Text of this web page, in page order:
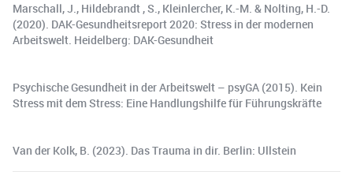
Marschall, J., Hildebrandt , S., Kleinlercher, K.-M. & Nolting, H.-D.
(2020). DAK-Gesundheitsreport 2020: Stress in der modernen
Arbeitswelt. Heidelberg: DAK-Gesundheit
Psychische Gesundheit in der Arbeitswelt – psyGA (2015). Kein
Stress mit dem Stress: Eine Handlungshilfe für Führungskräfte
Van der Kolk, B. (2023). Das Trauma in dir. Berlin: Ullstein